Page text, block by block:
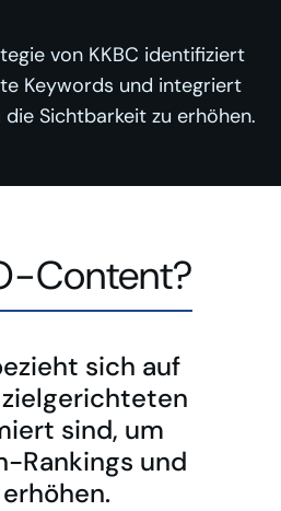
von KKBC identifiziert
Keywords und integriert
Sichtbarkeit zu erhöhen.
Content?
sich auf
sind, um
Rankings und